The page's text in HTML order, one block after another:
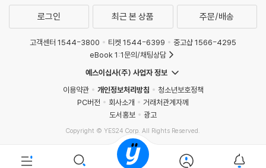
로그인 최근 본 상품 주문/배송
고객센터 1544-3800 티켓 1544-6399
중고샵 1566-4295
eBook 1:1문의/채팅상담
예스이십사(주) 사업자 정보
이용약관
개인정보처리방침
청소년보호정책
PC버전
회사소개
거래처관계자께
도서홍보
광고
Copyright © YES24 Corp. All Rights Reserved.